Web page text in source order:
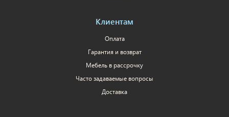
Клиентам
Оплата
Гарантия и возврат
Мебель в рассрочку
Часто задаваемые вопросы
Доставка